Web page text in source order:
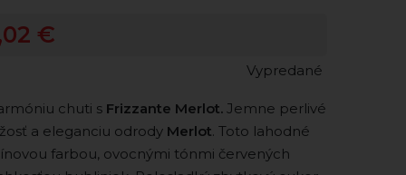
€
Vypredané
chuti s Frizzante Merlot. Jemne perlivé
a eleganciu odrody Merlot. Toto lahodné
farbou, ovocnými tónmi červených